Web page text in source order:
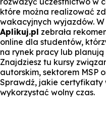
które można realizować
wakacyjnych wyjazdów.
Aplikuj.pl zebrała
online dla studentów,
na rynek pracy lub planują
Znajdziesz tu kursy
autorskim, sektorem MSP
Sprawdź, jakie
wykorzystać wolny czas.